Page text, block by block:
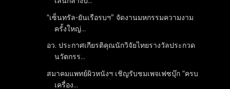
“เซ็นทรัล-ยันเรือรบฯ” จัดงานมหกรรมความงาม
ครั้งใหญ่...
อว. ประกาศเกียรติคุณนักวิจัยไทยรางวัลประกวด
นวัตกรร...
สมาคมแพทย์ผิวหนังฯ เชิญรับชมเพจเฟซบุ๊ก “ครบ
เครื่อง...